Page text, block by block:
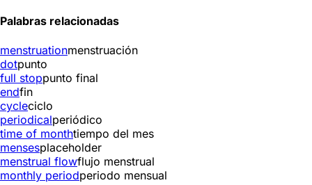
Palabras relacionadas
menstruationmenstruación
dotpunto
full stoppunto final
endfin
cycleciclo
periodicalperiódico
time of monthtiempo del mes
mensesplaceholder
menstrual flowflujo menstrual
monthly periodperiodo mensual